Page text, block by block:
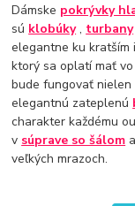
Dámske pokrývky
sú klobúky, turbany
elegantne ku kratším
ktorý sa oplatí mať
bude fungovať
elegantnú zateplenú
charakter každému
v súprave so šálom
veľkých mrazoch.